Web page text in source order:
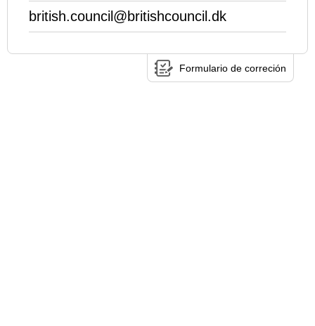
british.council@britishcouncil.dk
Formulario de correción